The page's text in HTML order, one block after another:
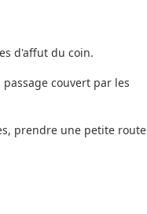
d'affut du coin.
couvert par les
prendre une petite route